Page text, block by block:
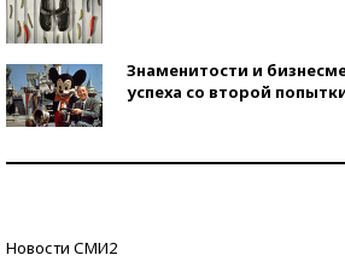
Знаменитости и
успеха со второй
Новости СМИ2